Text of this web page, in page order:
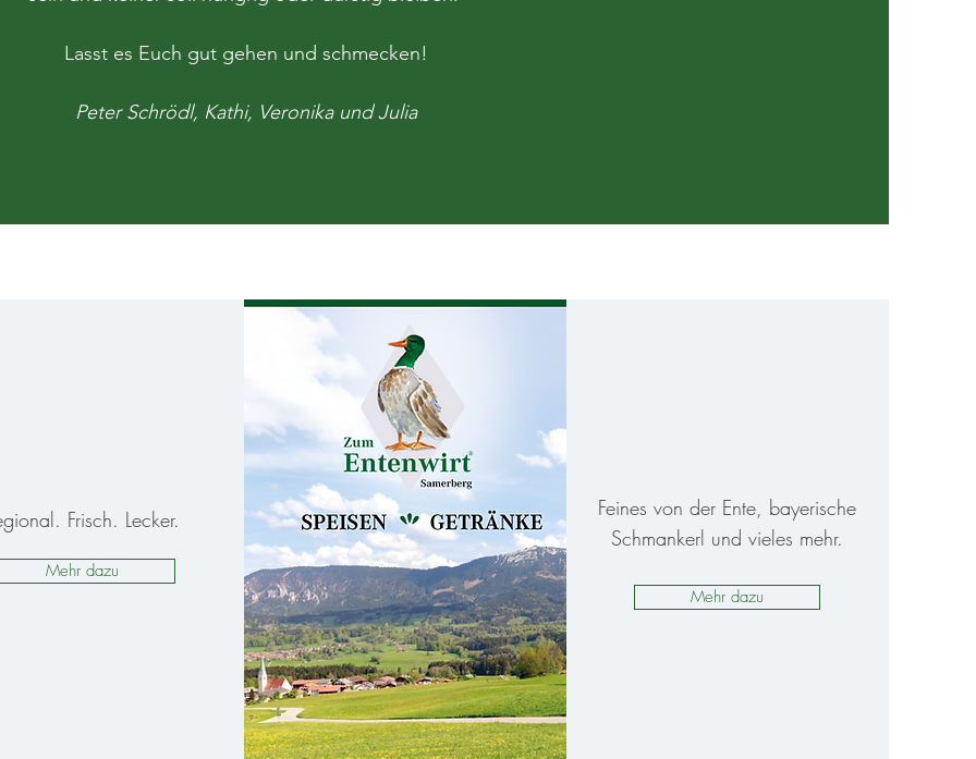
Lasst es Euch gut gehen und schmecken!
Peter Schrödl, Kathi, Veronika und Julia
Frisch. Lecker.​
Mehr dazu
Feines von der Ente, bayerische
Schmankerl und vieles mehr.
Mehr dazu